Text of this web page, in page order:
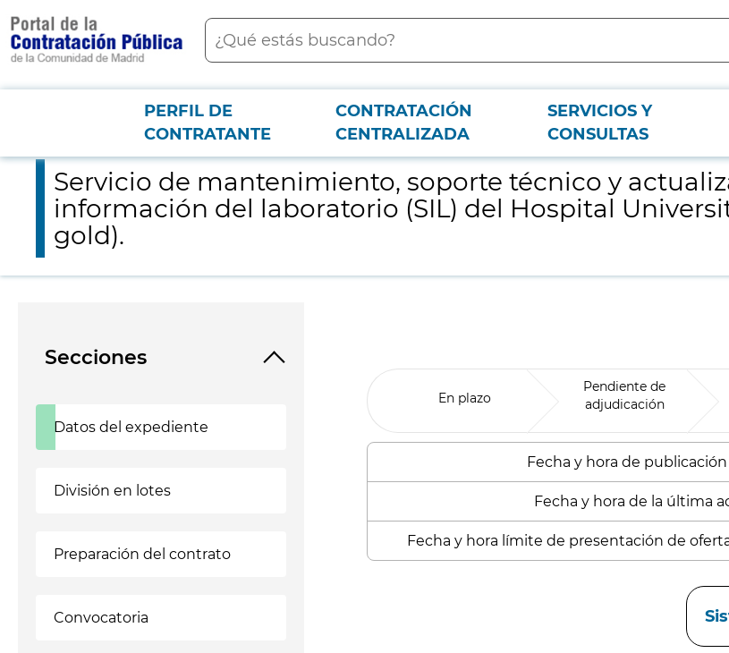
contenido
principal
Buscar
Menú PCON
PERFIL DE
CONTRATANTE
CONTRATACIÓN
CENTRALIZADA
SERVICIOS Y
CONSULTAS
Servicio de mantenimiento, soporte técnico y actualizaciones del sistema de información del laboratorio (SIL) del Hospital
Servicio de mantenimiento, soporte técnico y
información del laboratorio (SIL) del Hospital
gold).
Secciones
Datos del expediente
División en lotes
Preparación del contrato
Convocatoria
En plazo
Pendiente de
adjudicación
Fecha y hora de publicación
Fecha y hora de la última
Fecha y hora límite de presentación de